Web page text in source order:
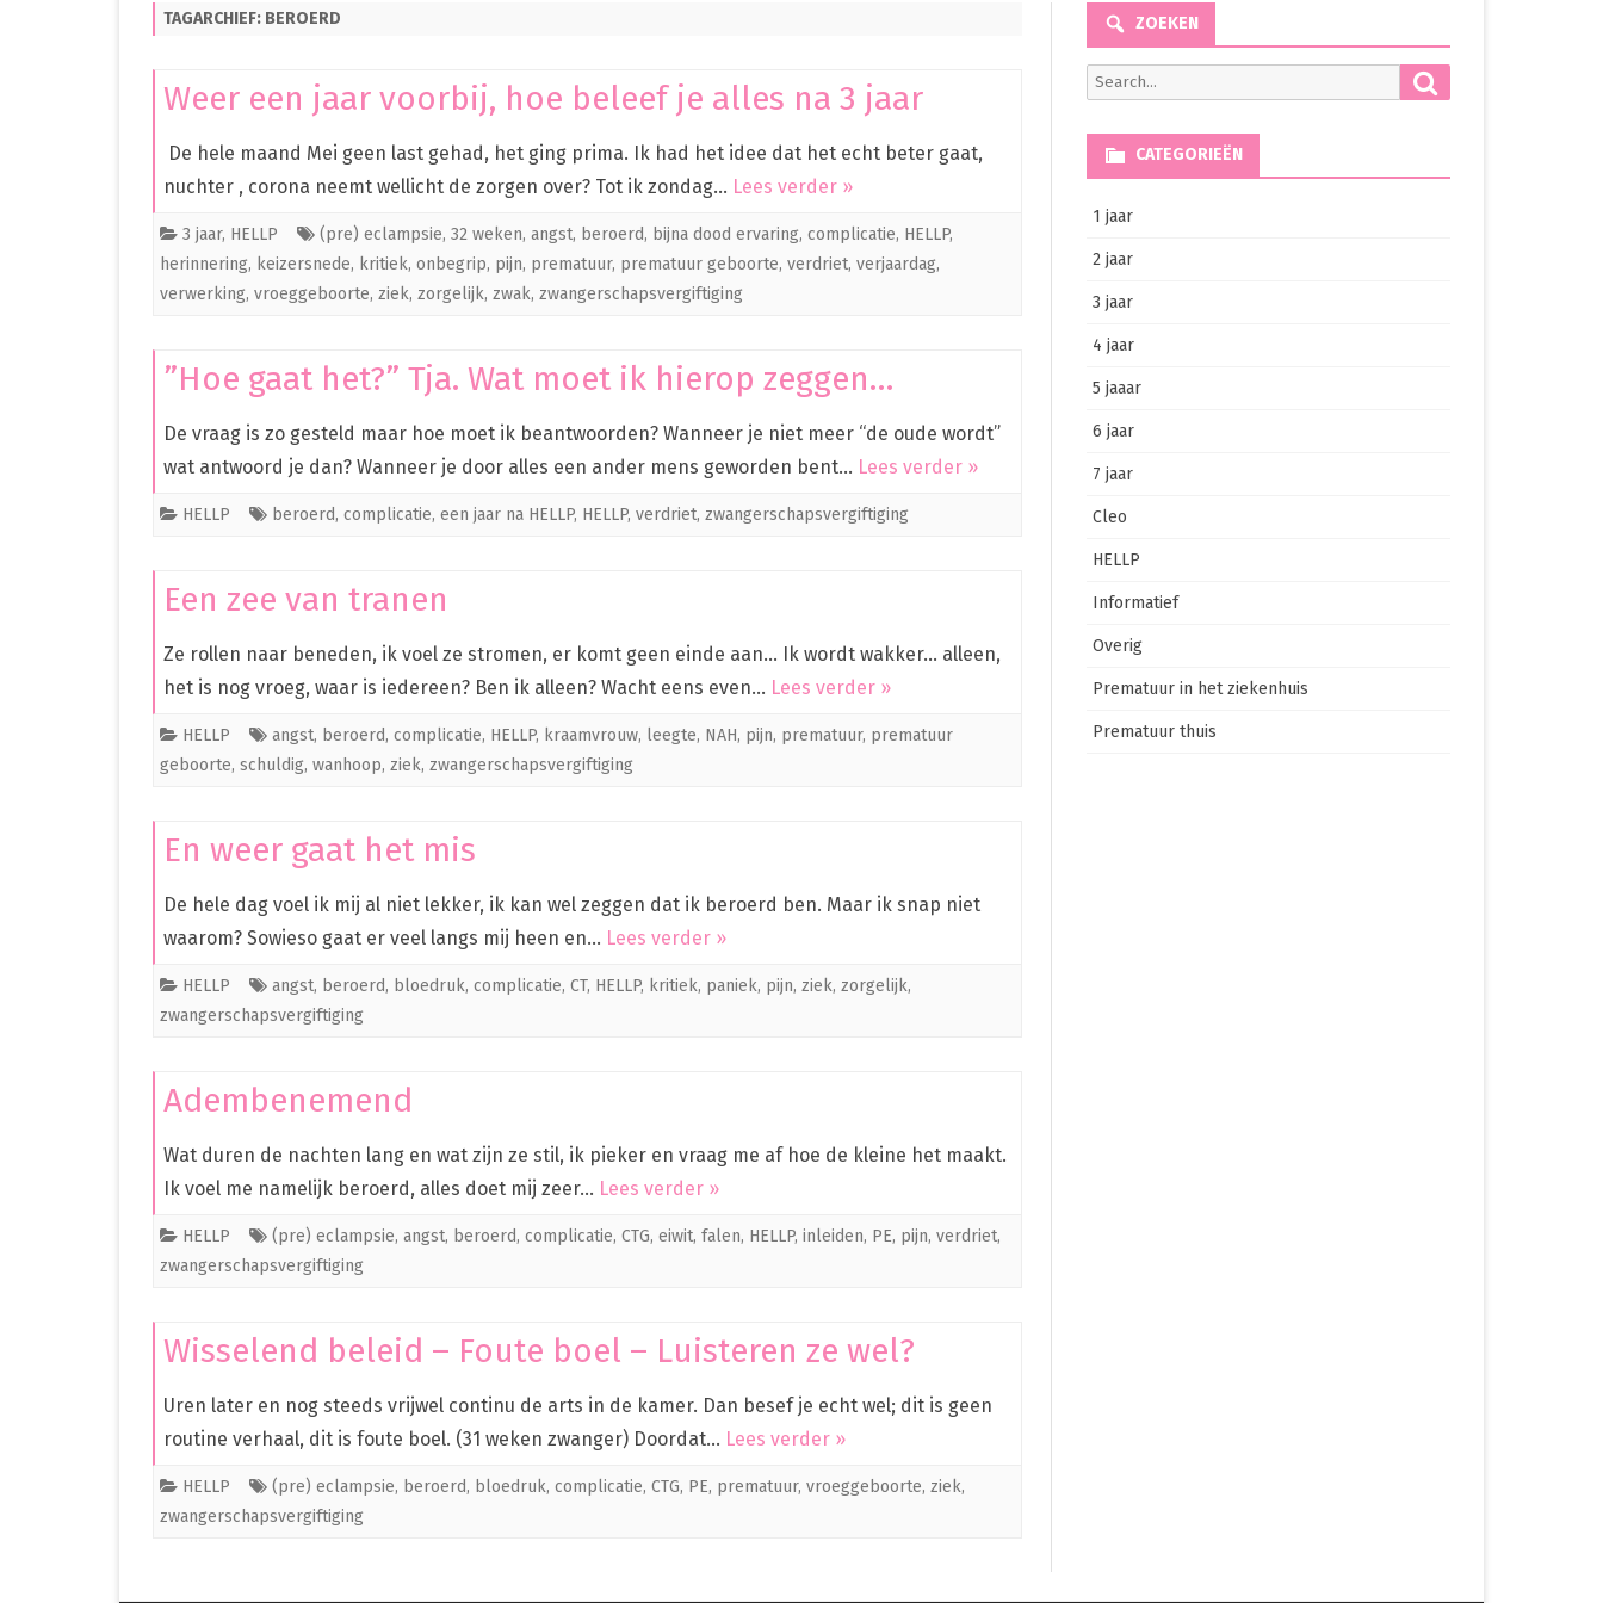
PREMATUUR IN HET ZIEKENHUIS
TAGARCHIEF: BEROERD
Weer een jaar voorbij, hoe beleef je alles na 3 jaar
De hele maand Mei geen last gehad, het ging prima. Ik had het idee dat het echt beter gaat,
nuchter , corona neemt wellicht de zorgen over? Tot ik zondag… Lees verder »
3 jaar, HELLP (pre) eclampsie, 32 weken, angst, beroerd, bijna dood ervaring, complicatie, HELLP,
herinnering, keizersnede, kritiek, onbegrip, pijn, prematuur, prematuur geboorte, verdriet, verjaardag,
verwerking, vroeggeboorte, ziek, zorgelijk, zwak, zwangerschapsvergiftiging
”Hoe gaat het?” Tja. Wat moet ik hierop zeggen…
De vraag is zo gesteld maar hoe moet ik beantwoorden? Wanneer je niet meer “de oude wordt”
wat antwoord je dan? Wanneer je door alles een ander mens geworden bent… Lees verder »
HELLP beroerd, complicatie, een jaar na HELLP, HELLP, verdriet, zwangerschapsvergiftiging
Een zee van tranen
Ze rollen naar beneden, ik voel ze stromen, er komt geen einde aan… Ik wordt wakker… alleen,
het is nog vroeg, waar is iedereen? Ben ik alleen? Wacht eens even… Lees verder »
HELLP angst, beroerd, complicatie, HELLP, kraamvrouw, leegte, NAH, pijn, prematuur, prematuur
geboorte, schuldig, wanhoop, ziek, zwangerschapsvergiftiging
En weer gaat het mis
De hele dag voel ik mij al niet lekker, ik kan wel zeggen dat ik beroerd ben. Maar ik snap niet
waarom? Sowieso gaat er veel langs mij heen en… Lees verder »
HELLP angst, beroerd, bloedruk, complicatie, CT, HELLP, kritiek, paniek, pijn, ziek, zorgelijk,
zwangerschapsvergiftiging
Adembenemend
Wat duren de nachten lang en wat zijn ze stil, ik pieker en vraag me af hoe de kleine het maakt.
Ik voel me namelijk beroerd, alles doet mij zeer… Lees verder »
HELLP (pre) eclampsie, angst, beroerd, complicatie, CTG, eiwit, falen, HELLP, inleiden, PE, pijn, verdriet,
zwangerschapsvergiftiging
Wisselend beleid – Foute boel – Luisteren ze wel?
Uren later en nog steeds vrijwel continu de arts in de kamer. Dan besef je echt wel; dit is geen
routine verhaal, dit is foute boel. (31 weken zwanger) Doordat… Lees verder »
HELLP (pre) eclampsie, beroerd, bloedruk, complicatie, CTG, PE, prematuur, vroeggeboorte, ziek,
zwangerschapsvergiftiging
ZOEKEN
Search
for:
CATEGORIEËN
1 jaar
2 jaar
3 jaar
4 jaar
5 jaaar
6 jaar
7 jaar
Cleo
HELLP
Informatief
Overig
Prematuur in het ziekenhuis
Prematuur thuis